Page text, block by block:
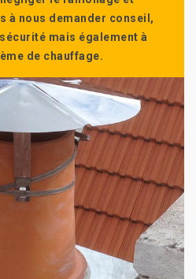
à nous demander conseil,
mais également à
de chauffage.